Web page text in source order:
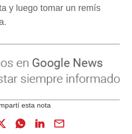
y luego tomar un remís